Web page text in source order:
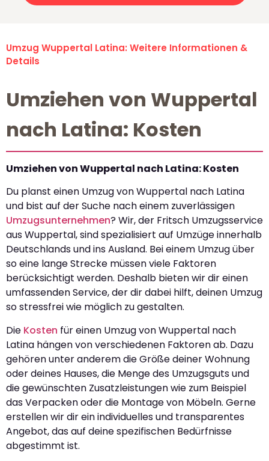
Umzug Wuppertal Latina: Weitere Informationen &
Details
Umziehen von Wuppertal
nach Latina: Kosten
Umziehen von Wuppertal nach Latina: Kosten
Du planst einen Umzug von Wuppertal nach Latina
und bist auf der Suche nach einem zuverlässigen
Umzugsunternehmen? Wir, der Fritsch Umzugsservice
aus Wuppertal, sind spezialisiert auf Umzüge innerhalb
Deutschlands und ins Ausland. Bei einem Umzug über
so eine lange Strecke müssen viele Faktoren
berücksichtigt werden. Deshalb bieten wir dir einen
umfassenden Service, der dir dabei hilft, deinen Umzug
so stressfrei wie möglich zu gestalten.
Die Kosten für einen Umzug von Wuppertal nach
Latina hängen von verschiedenen Faktoren ab. Dazu
gehören unter anderem die Größe deiner Wohnung
oder deines Hauses, die Menge des Umzugsguts und
die gewünschten Zusatzleistungen wie zum Beispiel
das Verpacken oder die Montage von Möbeln. Gerne
erstellen wir dir ein individuelles und transparentes
Angebot, das auf deine spezifischen Bedürfnisse
abgestimmt ist.